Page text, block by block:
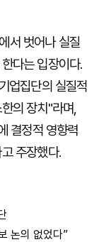
서 벗어나 실질
다는 입장이다.
업집단의 실질적
의 장치"라며,
결정적 영향력
주장했다.
논의 없었다”